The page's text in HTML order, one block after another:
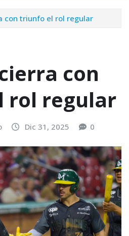
con triunfo el rol regular
con
rol regular
Dic 31, 2025 0